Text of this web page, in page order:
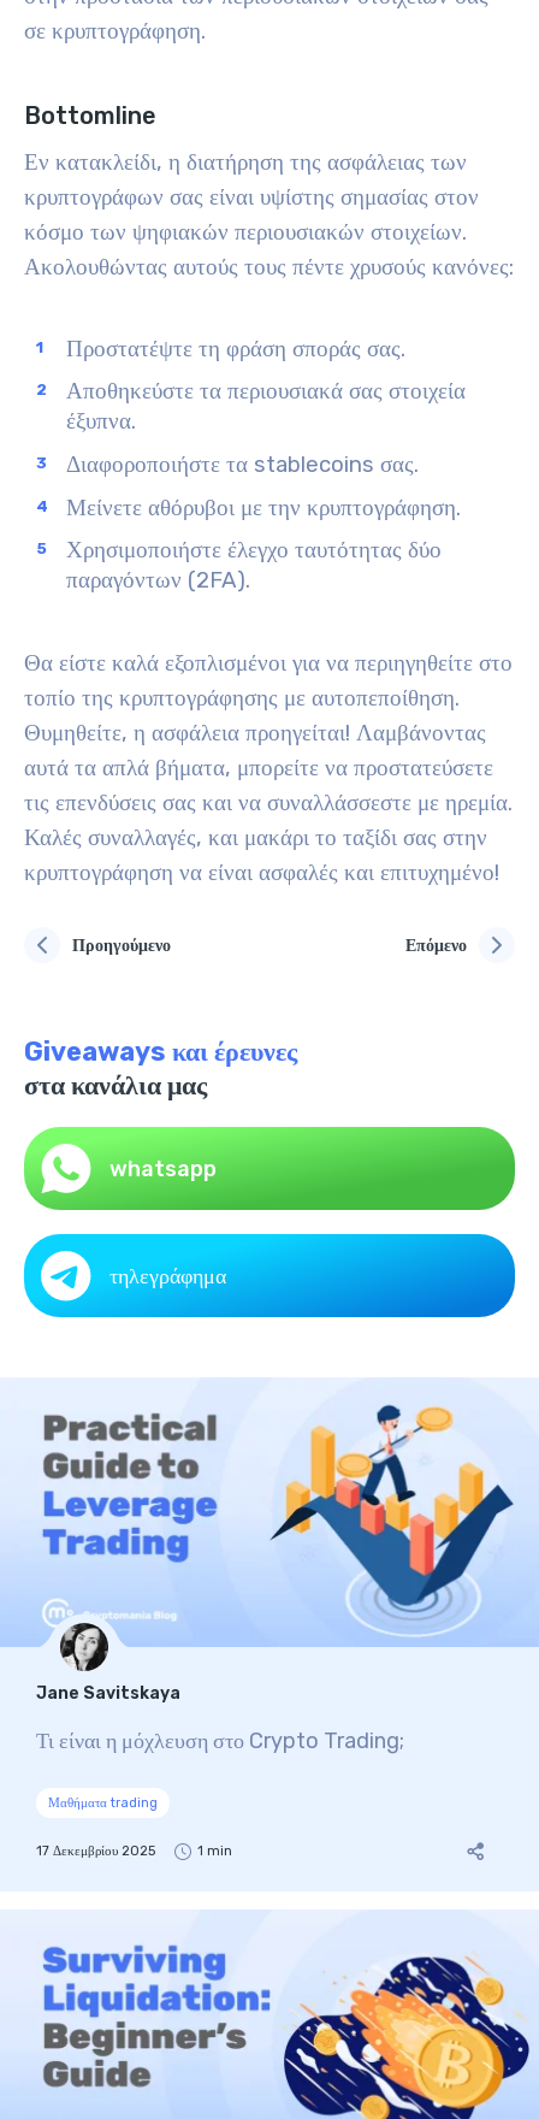
σε κρυπτογράφηση.
Bottomline
Εν κατακλείδι, η διατήρηση της ασφάλειας των
κρυπτογράφων σας είναι υψίστης σημασίας στον
κόσμο των ψηφιακών περιουσιακών στοιχείων.
Ακολουθώντας αυτούς τους πέντε χρυσούς κανόνες:
Προστατέψτε τη φράση σποράς σας.
Αποθηκεύστε τα περιουσιακά σας στοιχεία
έξυπνα.
Διαφοροποιήστε τα stablecoins σας.
Μείνετε αθόρυβοι με την κρυπτογράφηση.
Χρησιμοποιήστε έλεγχο ταυτότητας δύο
παραγόντων (2FA).
Θα είστε καλά εξοπλισμένοι για να περιηγηθείτε στο
τοπίο της κρυπτογράφησης με αυτοπεποίθηση.
Θυμηθείτε, η ασφάλεια προηγείται! Λαμβάνοντας
αυτά τα απλά βήματα, μπορείτε να προστατεύσετε
τις επενδύσεις σας και να συναλλάσσεστε με ηρεμία.
Καλές συναλλαγές, και μακάρι το ταξίδι σας στην
κρυπτογράφηση να είναι ασφαλές και επιτυχημένο!
Προηγούμενο Επόμενο
Giveaways και έρευνες
στα κανάλια μας
whatsapp
τηλεγράφημα
Jane Savitskaya
Τι είναι η μόχλευση στο Crypto Trading;
Μαθήματα trading
17 Δεκεμβρίου 2025 1 min